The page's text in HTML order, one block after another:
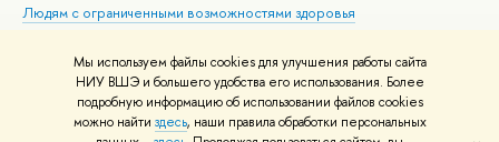
Мы используем файлы cookies для улучшения работы сайта
НИУ ВШЭ и большего удобства его использования. Более
подробную информацию об использовании файлов cookies
можно найти здесь, наши правила обработки персональных
Людям с ограниченными возможностями здоровья
Работа в Вышке